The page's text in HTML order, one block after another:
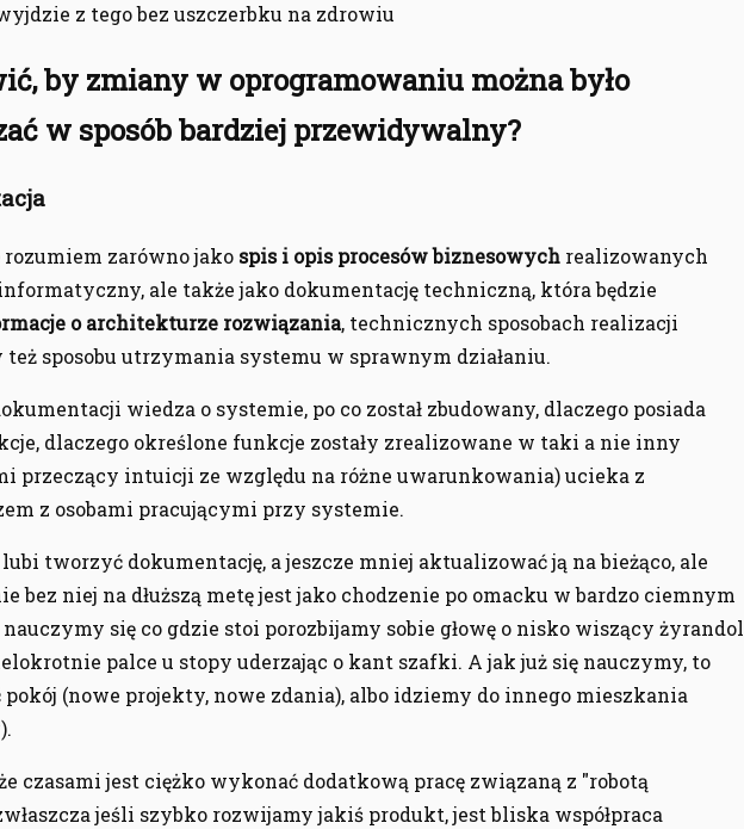
z tego bez uszczerbku na zdrowiu
by zmiany w oprogramowaniu można było
w sposób bardziej przewidywalny?
zarówno jako spis i opis procesów biznesowych realizowanych
ale także jako dokumentację techniczną, która będzie
o architekturze rozwiązania, technicznych sposobach realizacji
też sposobu utrzymania systemu w sprawnym działaniu.
wiedza o systemie, po co został zbudowany, dlaczego posiada
dlaczego określone funkcje zostały zrealizowane w taki a nie inny
przeczący intuicji ze względu na różne uwarunkowania) ucieka z
z osobami pracującymi przy systemie.
tworzyć dokumentację, a jeszcze mniej aktualizować ją na bieżąco, ale
bez niej na dłuższą metę jest jako chodzenie po omacku w bardzo ciemnym
się co gdzie stoi porozbijamy sobie głowę o nisko wiszący żyrandol
palce u stopy uderzając o kant szafki. A jak już się nauczymy, to
(nowe projekty, nowe zdania), albo idziemy do innego mieszkania
czasami jest ciężko wykonać dodatkową pracę związaną z "robotą
jeśli szybko rozwijamy jakiś produkt, jest bliska współpraca